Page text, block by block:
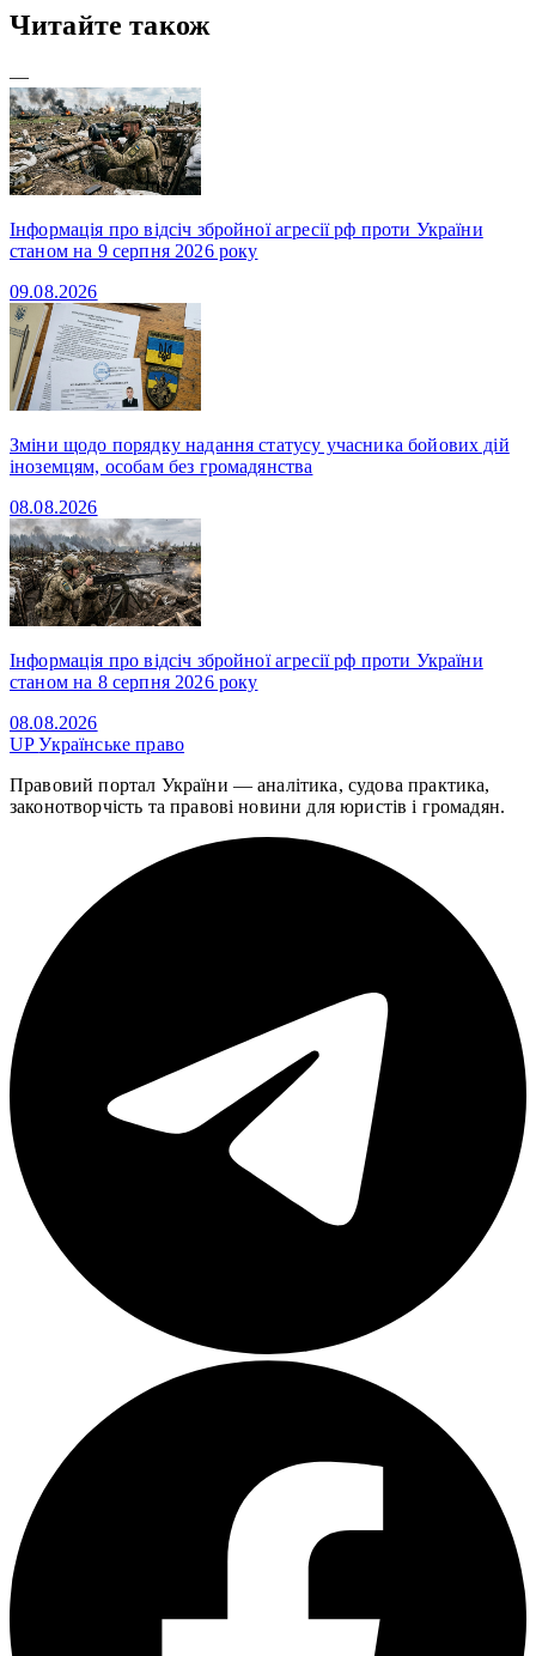
Читайте також
—
Інформація про відсіч збройної агресії рф проти України
станом на 9 серпня 2026 року
09.08.2026
Зміни щодо порядку надання статусу учасника бойових дій
іноземцям, особам без громадянства
08.08.2026
Інформація про відсіч збройної агресії рф проти України
станом на 8 серпня 2026 року
08.08.2026
UPУкраїнське право
Правовий портал України — аналітика, судова практика,
законотворчість та правові новини для юристів і громадян.